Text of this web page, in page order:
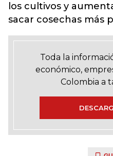
los cultivos y
sacar cosechas más
Toda la
económico,
Colombia a